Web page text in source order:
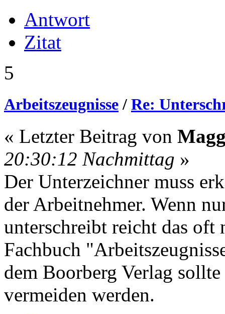
Antwort
Zitat
5
Arbeitszeugnisse / Re:
« Letzter Beitrag von
20:30:12 Nachmittag »
Der Unterzeichner muss
der Arbeitnehmer. Wenn
unterschreibt reicht das oft
Fachbuch
dem Boorberg Verlag
vermeiden werden.